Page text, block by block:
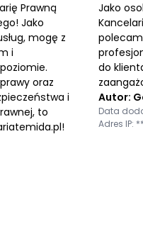
Prawną
Jako
mogę z
i
oraz
i
to
Jako
do
Autor:
Data
Adres IP: